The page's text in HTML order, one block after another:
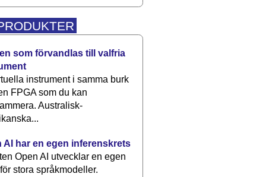
som förvandlas till valfria
instrument i samma burk
FPGA som du kan
Australisk-
AI har en egen inferenskrets
Open AI utvecklar en egen
stora språkmodeller.